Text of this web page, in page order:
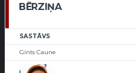
BĒRZIŅA
SASTĀVS
Gints Caune